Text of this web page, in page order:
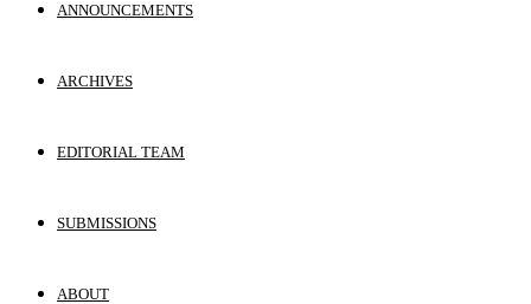
ANNOUNCEMENTS
ARCHIVES
EDITORIAL TEAM
SUBMISSIONS
ABOUT